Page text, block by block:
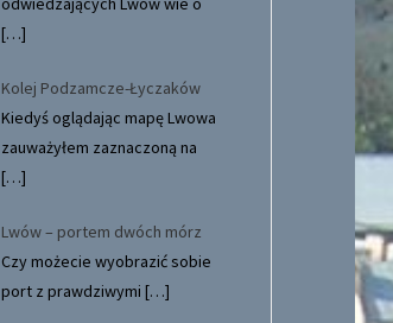
[…]
Kolej Podzamcze-Łyczaków
Kiedyś oglądając mapę Lwowa
zauważyłem zaznaczoną na
[…]
Lwów – portem dwóch mórz
Czy możecie wyobrazić sobie
port z prawdziwymi […]